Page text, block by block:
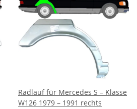
Radlauf für Mercedes S – Klasse
W126 1979 – 1991 rechts